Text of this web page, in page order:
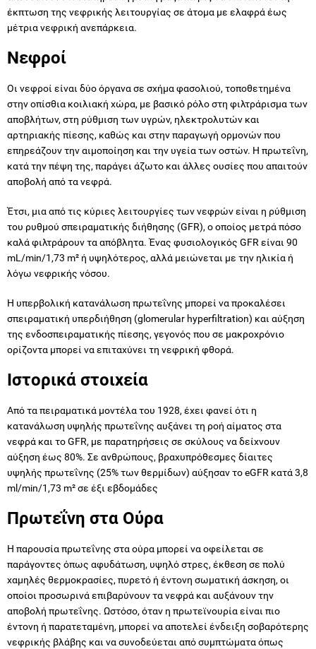
έκπτωση της νεφρικής λειτουργίας σε άτομα με ελαφρά έως
μέτρια νεφρική ανεπάρκεια.
Νεφροί
Οι νεφροί είναι δύο όργανα σε σχήμα φασολιού, τοποθετημένα
στην οπίσθια κοιλιακή χώρα, με βασικό ρόλο στη φιλτράρισμα των
αποβλήτων, στη ρύθμιση των υγρών, ηλεκτρολυτών και
αρτηριακής πίεσης, καθώς και στην παραγωγή ορμονών που
επηρεάζουν την αιμοποίηση και την υγεία των οστών. Η πρωτεΐνη,
κατά την πέψη της, παράγει άζωτο και άλλες ουσίες που απαιτούν
αποβολή από τα νεφρά.
Έτσι, μια από τις κύριες λειτουργίες των νεφρών είναι η ρύθμιση
του ρυθμού σπειραματικής διήθησης (GFR), ο οποίος μετρά πόσο
καλά φιλτράρουν τα απόβλητα. Ένας φυσιολογικός GFR είναι 90
mL/min/1,73 m² ή υψηλότερος, αλλά μειώνεται με την ηλικία ή
λόγω νεφρικής νόσου.
Η υπερβολική κατανάλωση πρωτεΐνης μπορεί να προκαλέσει
σπειραματική υπερδιήθηση (glomerular hyperfiltration) και αύξηση
της ενδοσπειραματικής πίεσης, γεγονός που σε μακροχρόνιο
ορίζοντα μπορεί να επιταχύνει τη νεφρική φθορά.
Ιστορικά στοιχεία
Από τα πειραματικά μοντέλα του 1928, έχει φανεί ότι η
κατανάλωση υψηλής πρωτεΐνης αυξάνει τη ροή αίματος στα
νεφρά και το GFR, με παρατηρήσεις σε σκύλους να δείχνουν
αύξηση έως 80%. Σε ανθρώπους, βραχυπρόθεσμες δίαιτες
υψηλής πρωτεΐνης (25% των θερμίδων) αύξησαν το eGFR κατά 3,8
ml/min/1,73 m² σε έξι εβδομάδες
Πρωτεΐνη στα Ούρα
Η παρουσία πρωτεΐνης στα ούρα μπορεί να οφείλεται σε
παράγοντες όπως αφυδάτωση, υψηλό στρες, έκθεση σε πολύ
χαμηλές θερμοκρασίες, πυρετό ή έντονη σωματική άσκηση, οι
οποίοι προσωρινά επιβαρύνουν τα νεφρά και αυξάνουν την
αποβολή πρωτεΐνης. Ωστόσο, όταν η πρωτεϊνουρία είναι πιο
έντονη ή παρατεταμένη, μπορεί να αποτελεί ένδειξη σοβαρότερης
νεφρικής βλάβης και να συνοδεύεται από συμπτώματα όπως